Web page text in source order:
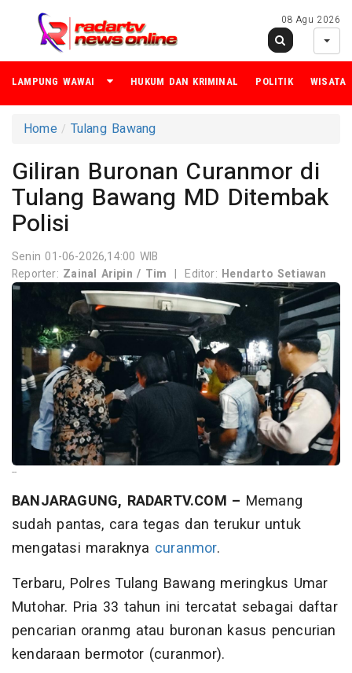
08 Agu 2026
LAMPUNG WAWAI HUKUM DAN KRIMINAL POLITIK WISATA
Home Tulang Bawang
Giliran Buronan Curanmor di
Tulang Bawang MD Ditembak
Polisi
Senin 01-06-2026,14:00 WIB
Reporter: Zainal Aripin / Tim | Editor: Hendarto Setiawan
--
BANJARAGUNG, RADARTV.COM – Memang
sudah pantas, cara tegas dan terukur untuk
mengatasi maraknya curanmor.
Terbaru, Polres Tulang Bawang meringkus Umar
Mutohar. Pria 33 tahun ini tercatat sebagai daftar
pencarian oranmg atau buronan kasus pencurian
kendaraan bermotor (curanmor).